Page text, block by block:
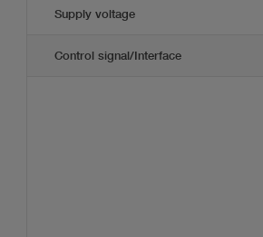
Supply voltage
Control signal/Interface